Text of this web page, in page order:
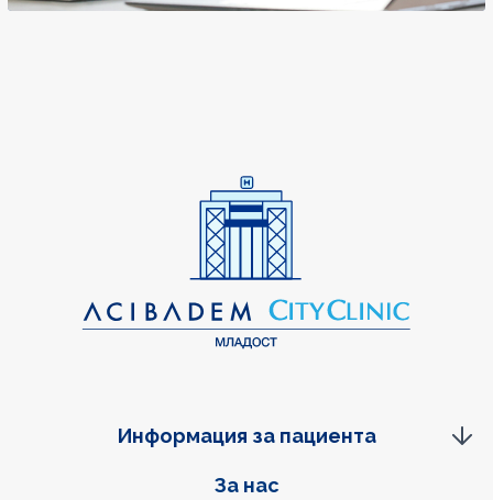
Фуутер навигация
За нас
Информация за пациента